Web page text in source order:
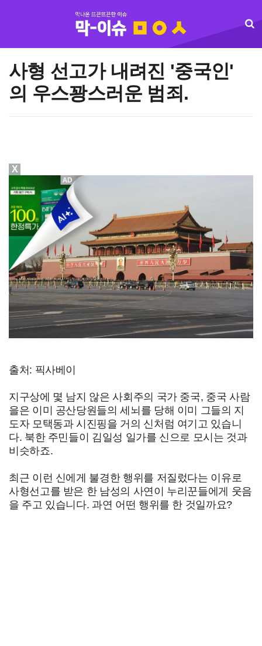
사형 선고가 내려진 '중국인'
의 우스꽝스러운 범죄.
출처: 픽사베이
지구상에 몇 남지 않은 사회주의 국가 중국, 중국 사람
을은 이미 공산당원들의 세뇌를 당해 이미 그들의 지
도자 모택동과 시진핑을 거의 신처럼 여기고 있습니
다. 북한 주민들이 김일성 일가를 신으로 모시는 것과
비슷하죠.
최근 이런 신에게 불경한 행위를 저질렀다는 이유로
사형선고를 받은 한 남성의 사연이 누리꾼들에게 웃음
을 주고 있습니다. 과연 어떤 행위를 한 것일까요?
X